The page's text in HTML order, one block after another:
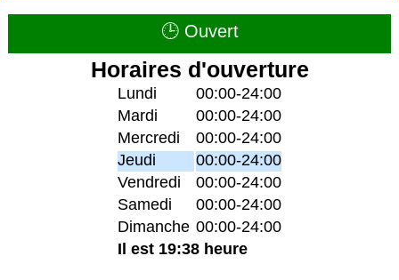
🕒 Ouvert
Horaires d'ouverture
Lundi
00:00-24:00
Mardi
00:00-24:00
Mercredi
00:00-24:00
Jeudi
00:00-24:00
Vendredi
00:00-24:00
Samedi
00:00-24:00
Dimanche 00:00-24:00
Il est 19:38 heure